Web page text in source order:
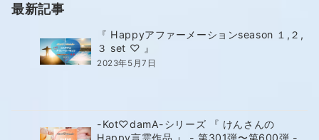
最新記事
『 Happyアファーメーションseason １,２,
３ set ♡ 』
2023年5月7日
-Kot♡damA-シリーズ 『 けんさんの
Happy言霊作品 』 - 第301弾〜第600弾 -